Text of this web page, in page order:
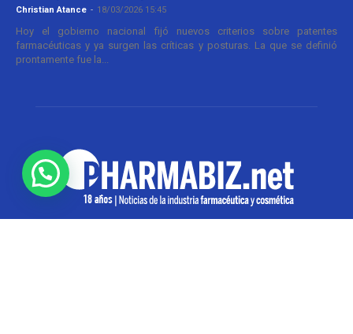
Christian Atance - 18/03/2026 15:45
Hoy el gobierno nacional fijó nuevos criterios sobre patentes
farmacéuticas y ya surgen las críticas y posturas. La que se definió
prontamente fue la...